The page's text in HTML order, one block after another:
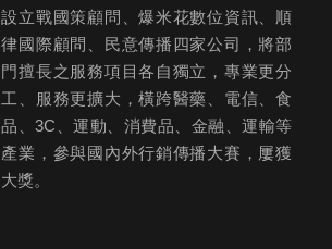
設立戰國策顧問、爆米花數位資訊、順
律國際顧問、民意傳播四家公司，將部
門擅長之服務項目各自獨立，專業更分
工、服務更擴大，橫跨醫藥、電信、食
品、3C、運動、消費品、金融、運輸等
產業，參與國內外行銷傳播大賽，屢獲
大獎。